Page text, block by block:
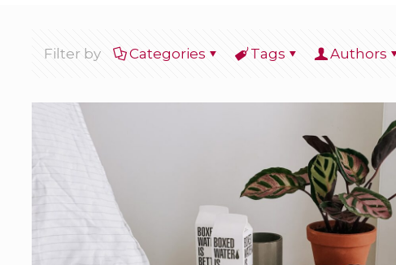
Filter by Categories Tags Authors